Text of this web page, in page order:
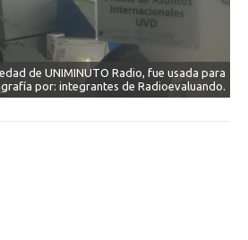
de UNIMINUTO Radio, fue usada para
por: integrantes de Radioevaluando.